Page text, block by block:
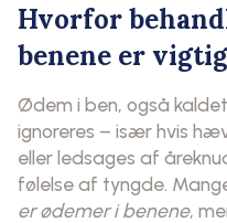
Hvorfor
benene er vigtig
Ødem i ben, også
ignoreres – især hvis
eller ledsages af
følelse af tyngde.
er ødemer i benene,